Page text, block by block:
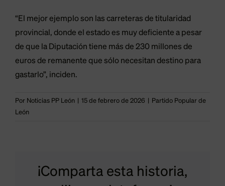
“El mejor ejemplo son las carreteras de titularidad
provincial, donde el estado es muy deficiente a pesar
de que la Diputación tiene más de 230 millones de
euros de remanente que sólo necesitan destino para
gastarlo”, inciden.
Por Noticias PP León 15 de febrero de 2026
Partido Popular de
León
¡Comparta esta historia,